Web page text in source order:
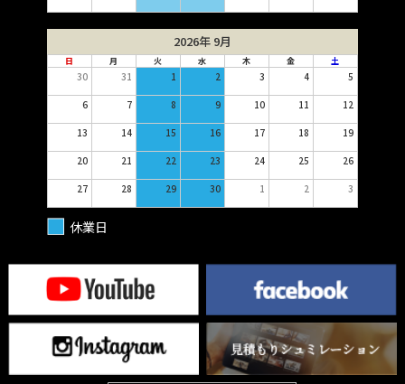
2026年 9月
日 月 火 水 木 金 土
30 31 1 2 3 4 5
6 7 8 9 10 11 12
13 14 15 16 17 18 19
20 21 22 23 24 25 26
27 28 29 30 1 2 3
休業日